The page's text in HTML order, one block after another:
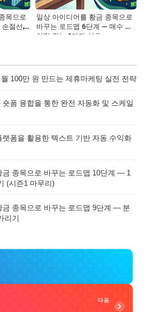
목으로
절선,
일상 아이디어를 황금 종목으로
바꾸는 로드맵 6단계 — 매수 타
이밍 잡는 3가지 신호
100만 원 만드는 제휴마케팅 실전 전략
폼 융합을 통한 완전 자동화 및 스케일
랫폼을 활용한 텍스트 기반 자동 수익화
금 종목으로 바꾸는 로드맵 10단계 — 1
(시즌1 마무리)
금 종목으로 바꾸는 로드맵 9단계 — 분
리기
다음